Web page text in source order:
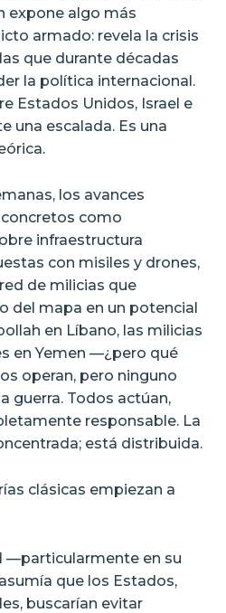
expone algo más
armado: revela la crisis
que durante décadas
la política internacional.
Estados Unidos, Israel e
una escalada. Es una
los avances
como
infraestructura
con misiles y drones,
de milicias que
del mapa en un potencial
en Líbano, las milicias
en Yemen —¿pero qué
operan, pero ninguno
guerra. Todos actúan,
responsable. La
está distribuida.
clásicas empiezan a
—particularmente en su
que los Estados,
buscarían evitar